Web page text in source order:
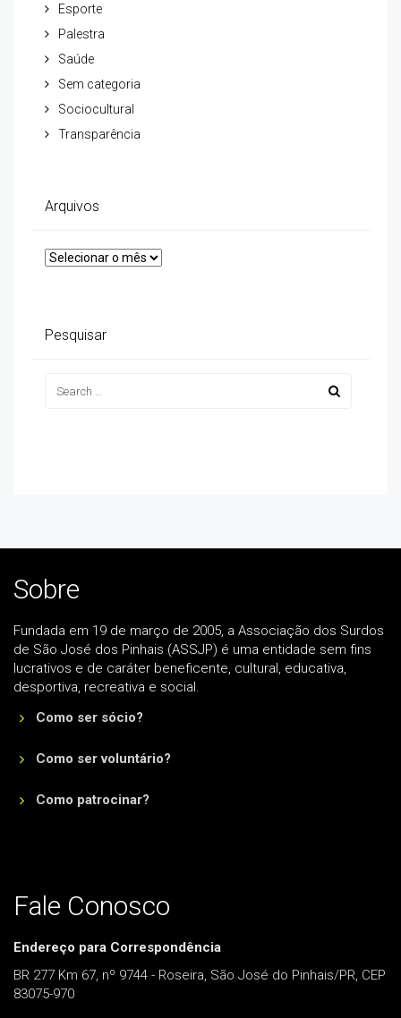
Esporte
Palestra
Saúde
Sem categoria
Sociocultural
Transparência
Arquivos
Arquivos
Pesquisar
Sobre
Fundada em 19 de março de 2005, a Associação dos Surdos
de São José dos Pinhais (ASSJP) é uma entidade sem fins
lucrativos e de caráter beneficente, cultural, educativa,
desportiva, recreativa e social.
Como ser sócio?
Como ser voluntário?
Como patrocinar?
Fale Conosco
Endereço para Correspondência
BR 277 Km 67, nº 9744 - Roseira, São José do Pinhais/PR, CEP
83075-970